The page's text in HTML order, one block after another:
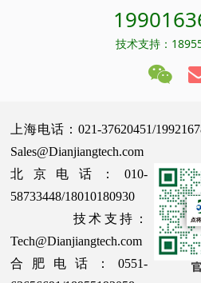
技术支持：
上海电话：021-37620451/
Sales@Dianjiangtech.com
北京电话：010-
58733448/18010180930
技术支持：
Tech@Dianjiangtech.com
合肥电话：0551-